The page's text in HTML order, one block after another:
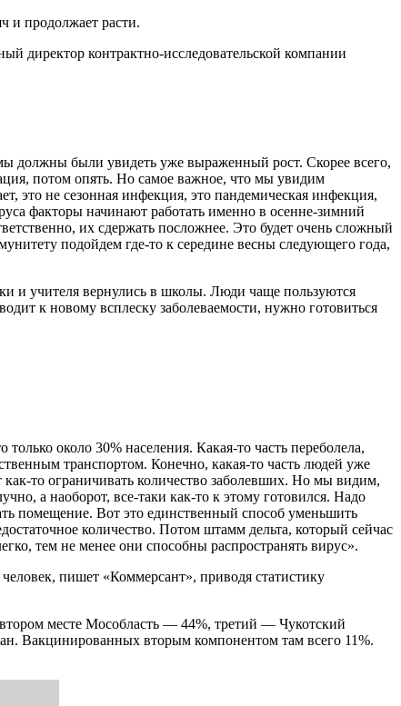
и продолжает расти.
директор контрактно-исследовательской компании
должны были увидеть уже выраженный рост. Скорее всего,
потом опять. Но самое важное, что мы увидим
это не сезонная инфекция, это пандемическая инфекция,
факторы начинают работать именно в осенне-зимний
их сдержать посложнее. Это будет очень сложный
подойдем где-то к середине весны следующего года,
и учителя вернулись в школы. Люди чаще пользуются
к новому всплеску заболеваемости, нужно готовиться
около 30% населения. Какая-то часть переболела,
транспортом. Конечно, какая-то часть людей уже
то ограничивать количество заболевших. Но мы видим,
а наоборот, все-таки как-то к этому готовился. Надо
помещение. Вот это единственный способ уменьшить
количество. Потом штамм дельта, который сейчас
тем не менее они способны распространять вирус».
пишет «Коммерсант», приводя статистику
месте Мособласть — 44%, третий — Чукотский
Вакцинированных вторым компонентом там всего 11%.